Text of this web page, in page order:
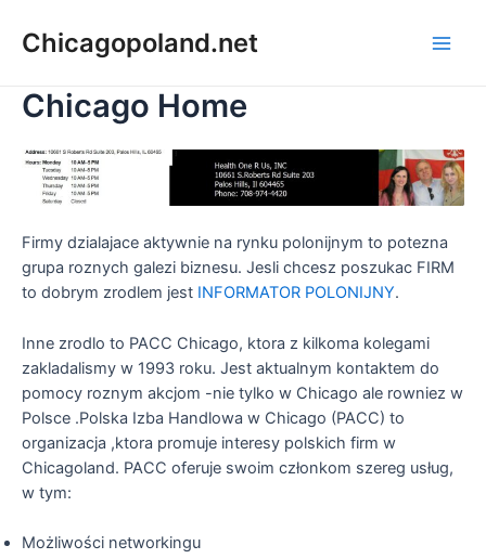
Chicagopoland.net
Chicago Home
Firmy dzialajace aktywnie na rynku polonijnym to potezna
grupa roznych galezi biznesu. Jesli chcesz poszukac FIRM
to dobrym zrodlem jest INFORMATOR POLONIJNY.
Inne zrodlo to PACC Chicago, ktora z kilkoma kolegami
zakladalismy w 1993 roku. Jest aktualnym kontaktem do
pomocy roznym akcjom -nie tylko w Chicago ale rowniez w
Polsce .Polska Izba Handlowa w Chicago (PACC) to
organizacja ,ktora promuje interesy polskich firm w
Chicagoland. PACC oferuje swoim członkom szereg usług,
w tym:
Możliwości networkingu